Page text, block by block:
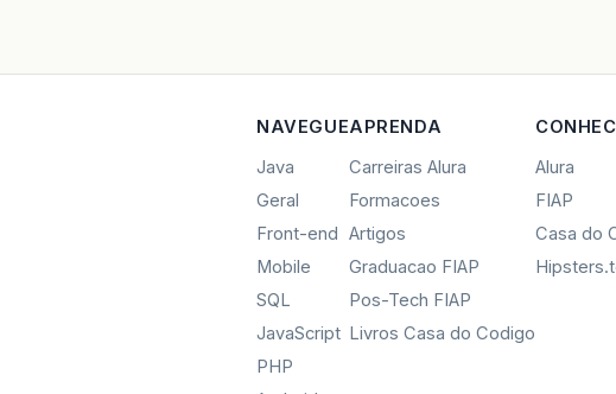
NAVEGUE
Java
Geral
Front-end
Mobile
SQL
JavaScript
PHP
APRENDA
Carreiras Alura
Formacoes
Artigos
Graduacao FIAP
Pos-Tech FIAP
Livros Casa do Codigo
Alura
FIAP
Casa do